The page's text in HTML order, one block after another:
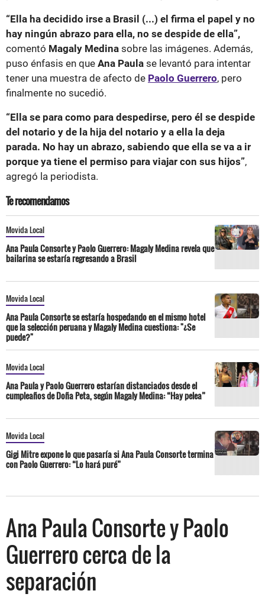
“Ella ha decidido irse a Brasil (...) el firma el papel y no
hay ningún abrazo para ella, no se despide de ella”,
comentó Magaly Medina sobre las imágenes. Además,
puso énfasis en que Ana Paula se levantó para intentar
tener una muestra de afecto de Paolo Guerrero, pero
finalmente no sucedió.
“Ella se para como para despedirse, pero él se despide
del notario y de la hija del notario y a ella la deja
parada. No hay un abrazo, sabiendo que ella se va a ir
porque ya tiene el permiso para viajar con sus hijos”,
agregó la periodista.
Te recomendamos
Movida Local
Ana Paula Consorte y Paolo Guerrero: Magaly Medina revela que
bailarina se estaría regresando a Brasil
Movida Local
Ana Paula Consorte se estaría hospedando en el mismo hotel
que la selección peruana y Magaly Medina cuestiona: "¿Se
puede?"
Movida Local
Ana Paula y Paolo Guerrero estarían distanciados desde el
cumpleaños de Doña Peta, según Magaly Medina: “Hay pelea”
Movida Local
Gigi Mitre expone lo que pasaría si Ana Paula Consorte termina
con Paolo Guerrero: “Lo hará puré”
Ana Paula Consorte y Paolo
Guerrero cerca de la
separación